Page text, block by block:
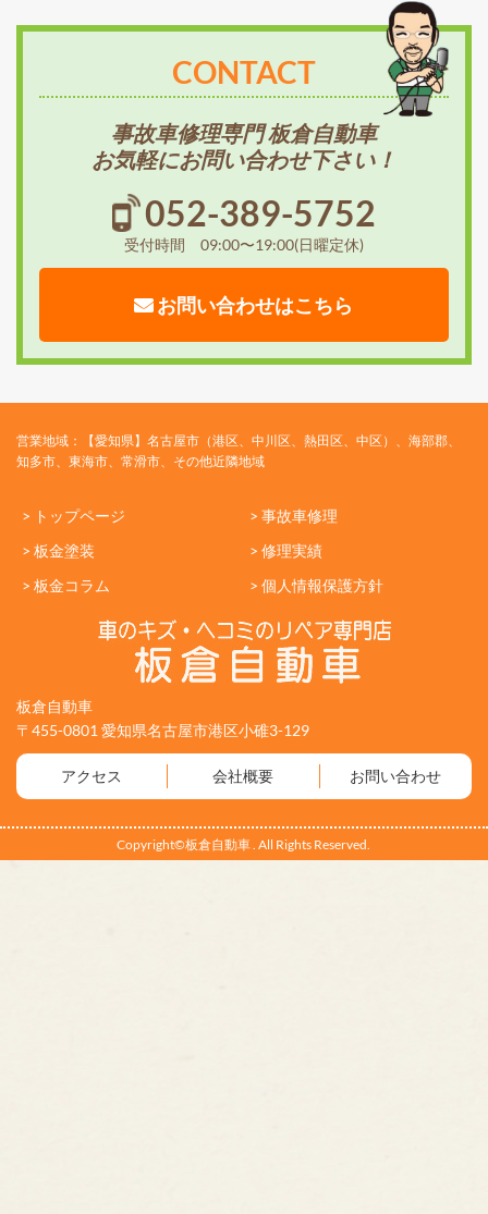
CONTACT
事故車修理専門 板倉自動車
お気軽にお問い合わせ下さい！
052-389-5752
受付時間 09:00〜19:00(日曜定休)
お問い合わせはこちら
営業地域：【愛知県】名古屋市（港区、中川区、熱田区、中区）、海部郡、
知多市、東海市、常滑市、その他近隣地域
> トップページ
> 事故車修理
> 板金塗装
> 修理実績
> 板金コラム
> 個人情報保護方針
板倉自動車
〒455-0801 愛知県名古屋市港区小碓3-129
アクセス 会社概要 お問い合わせ
Copyright©板倉自動車 . All Rights Reserved.